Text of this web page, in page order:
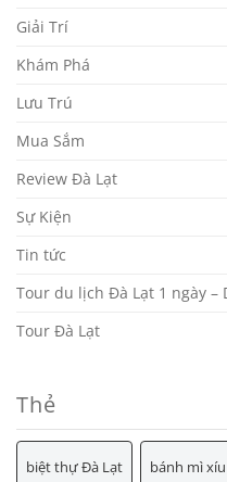
Giải Trí
Khám Phá
Lưu Trú
Mua Sắm
Review Đà Lạt
Sự Kiện
Tin tức
Tour du lịch Đà Lạt 1 ngày –
Tour Đà Lạt
Thẻ
biệt thự Đà Lạt bánh mì